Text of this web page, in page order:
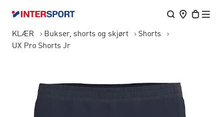
KLÆR Bukser, shorts og skjørt
Shorts
UX Pro Shorts Jr